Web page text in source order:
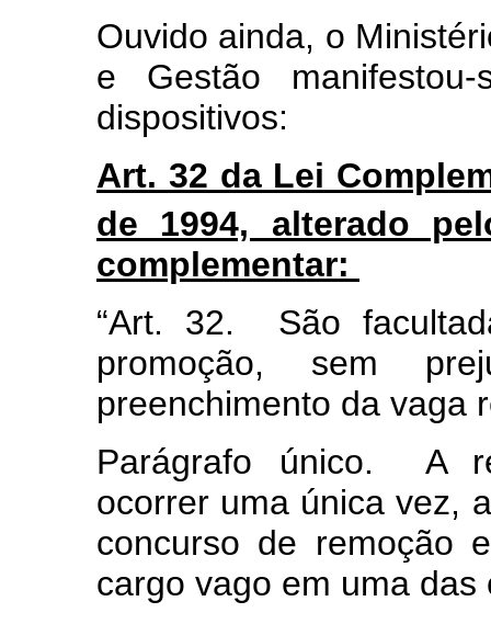
Ouvido ainda, o
e Gestão
dispositivos:
Art. 32 da Lei
de 1994, alterado
complementar:
“Art. 32. São
promoção, sem
preenchimento da vaga
Parágrafo único. A
ocorrer uma única vez,
concurso de remoção
cargo vago em uma